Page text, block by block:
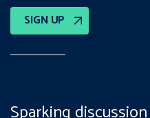
SIGN UP